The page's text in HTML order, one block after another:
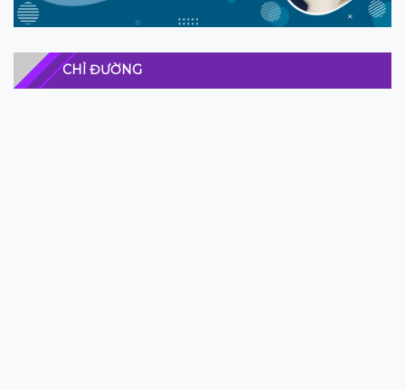
CHỈ ĐƯỜNG